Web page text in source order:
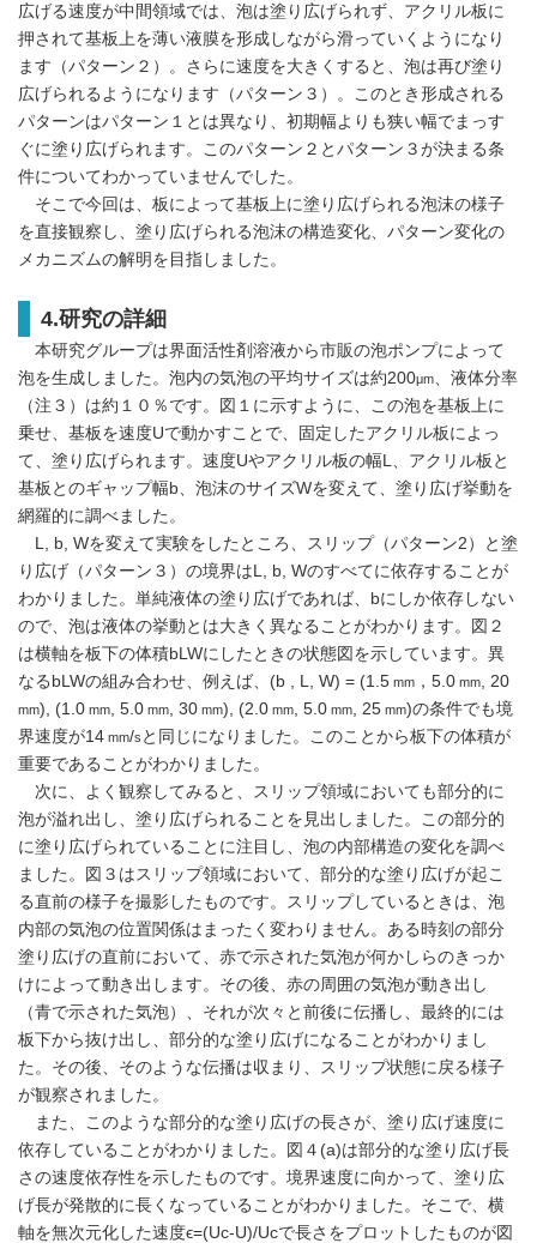
広げる速度が中間領域では、泡は塗り広げられず、アクリル板に
押されて基板上を薄い液膜を形成しながら滑っていくようになり
ます（パターン２）。さらに速度を大きくすると、泡は再び塗り
広げられるようになります（パターン３）。このとき形成される
パターンはパターン１とは異なり、初期幅よりも狭い幅でまっす
ぐに塗り広げられます。このパターン２とパターン３が決まる条
件についてわかっていませんでした。
そこで今回は、板によって基板上に塗り広げられる泡沫の様子
を直接観察し、塗り広げられる泡沫の構造変化、パターン変化の
メカニズムの解明を目指しました。
4.研究の詳細
本研究グループは界面活性剤溶液から市販の泡ポンプによって
泡を生成しました。泡内の気泡の平均サイズは約200μm
、液体分率
（注３）は約１０％です。図１に示すように、この泡を基板上に
乗せ、基板を速度Uで動かすことで、固定したアクリル板によっ
て、塗り広げられます。速度Uやアクリル板の幅L、アクリル板と
基板とのギャップ幅b、泡沫のサイズWを変えて、塗り広げ挙動を
網羅的に調べました。
L, b, Wを変えて実験をしたところ、スリップ（パターン2）と塗
り広げ（パターン３）の境界はL, b, Wのすべてに依存することが
わかりました。単純液体の塗り広げであれば、bにしか依存しない
ので、泡は液体の挙動とは大きく異なることがわかります。図２
は横軸を板下の体積bLWにしたときの状態図を示しています。異
なるbLWの組み合わせ、例えば、(b , L, W) = (1.5 mm ，5.0 mm , 20
mm), (1.0 mm , 5.0 mm , 30 mm), (2.0 mm , 5.0 mm , 25 mm)の条件でも境
界速度が14 mm/s と同じになりました。このことから板下の体積が
重要であることがわかりました。
次に、よく観察してみると、スリップ領域においても部分的に
泡が溢れ出し、塗り広げられることを見出しました。この部分的
に塗り広げられていることに注目し、泡の内部構造の変化を調べ
ました。図３はスリップ領域において、部分的な塗り広げが起こ
る直前の様子を撮影したものです。スリップしているときは、泡
内部の気泡の位置関係はまったく変わりません。ある時刻の部分
塗り広げの直前において、赤で示された気泡が何かしらのきっか
けによって動き出します。その後、赤の周囲の気泡が動き出し
（青で示された気泡）、それが次々と前後に伝播し、最終的には
板下から抜け出し、部分的な塗り広げになることがわかりまし
た。その後、そのような伝播は収まり、スリップ状態に戻る様子
が観察されました。
また、このような部分的な塗り広げの長さが、塗り広げ速度に
依存していることがわかりました。図４(a)は部分的な塗り広げ長
さの速度依存性を示したものです。境界速度に向かって、塗り広
げ長が発散的に長くなっていることがわかりました。そこで、横
軸を無次元化した速度ϵ=(Uc-U)/Ucで長さをプロットしたものが図